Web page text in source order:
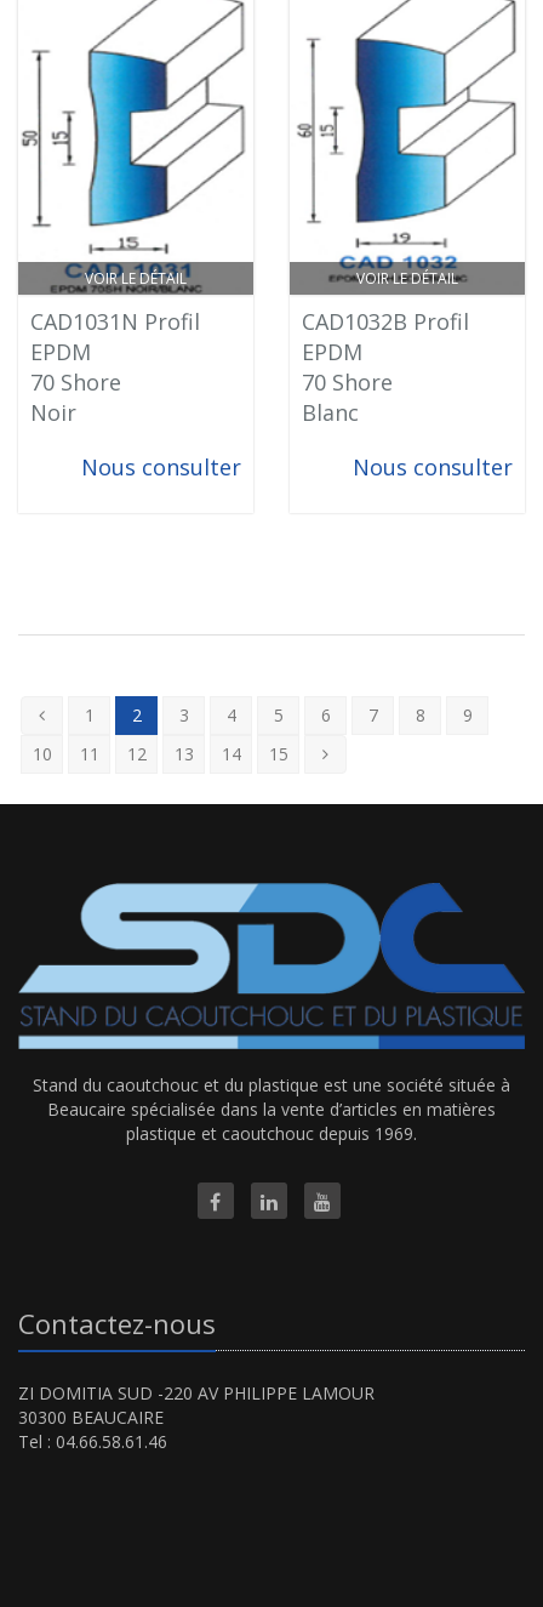
VOIR LE DÉTAIL
CAD1031N Profil
EPDM
70 Shore
Noir
Nous consulter
VOIR LE DÉTAIL
CAD1032B Profil
EPDM
70 Shore
Blanc
Nous consulter
1 2 3 4 5 6 7 8
9
10
11 12 13 14 15
Stand du caoutchouc et du plastique est une société située à
Beaucaire spécialisée dans la vente d’articles en matières
plastique et caoutchouc depuis 1969.
Contactez-nous
ZI DOMITIA SUD -220 AV PHILIPPE LAMOUR
30300 BEAUCAIRE
Tel : 04.66.58.61.46